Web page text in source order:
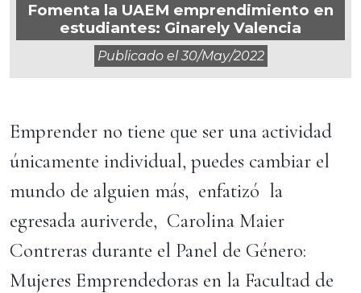
Fomenta la UAEM emprendimiento en
estudiantes: Ginarely Valencia
Publicado el30/may/2022
Emprender no tiene que ser una actividad
únicamente individual, puedes cambiar el
mundo de alguien más, enfatizó la
egresada auriverde, Carolina Maier
Contreras durante el Panel de Género:
Mujeres Emprendedoras en la Facultad de